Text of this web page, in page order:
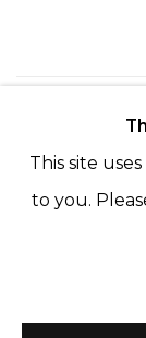
This site
to you.